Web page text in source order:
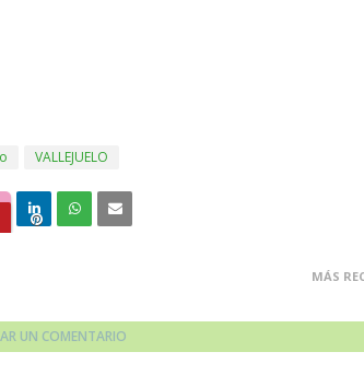
VALLEJUELO
MÁS
UN COMENTARIO